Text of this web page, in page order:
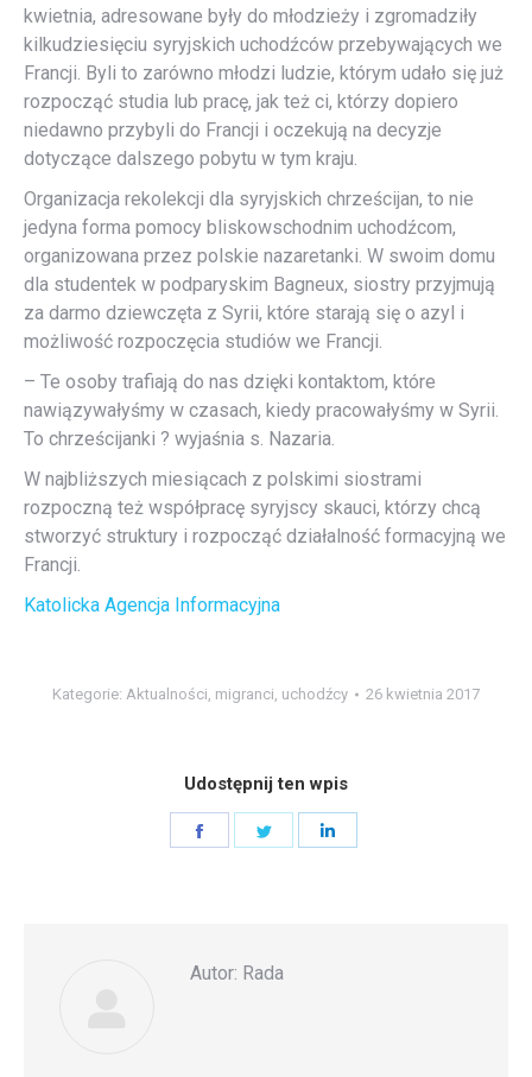
kwietnia, adresowane były do młodzieży i zgromadziły
kilkudziesięciu syryjskich uchodźców przebywających we
Francji. Byli to zarówno młodzi ludzie, którym udało się już
rozpocząć studia lub pracę, jak też ci, którzy dopiero
niedawno przybyli do Francji i oczekują na decyzje
dotyczące dalszego pobytu w tym kraju.
Organizacja rekolekcji dla syryjskich chrześcijan, to nie
jedyna forma pomocy bliskowschodnim uchodźcom,
organizowana przez polskie nazaretanki. W swoim domu
dla studentek w podparyskim Bagneux, siostry przyjmują
za darmo dziewczęta z Syrii, które starają się o azyl i
możliwość rozpoczęcia studiów we Francji.
– Te osoby trafiają do nas dzięki kontaktom, które
nawiązywałyśmy w czasach, kiedy pracowałyśmy w Syrii.
To chrześcijanki ? wyjaśnia s. Nazaria.
W najbliższych miesiącach z polskimi siostrami
rozpoczną też współpracę syryjscy skauci, którzy chcą
stworzyć struktury i rozpocząć działalność formacyjną we
Francji.
Katolicka Agencja Informacyjna
Kategorie: Aktualności, migranci, uchodźcy 26 kwietnia 2017
Udostępnij ten wpis
Autor: Rada